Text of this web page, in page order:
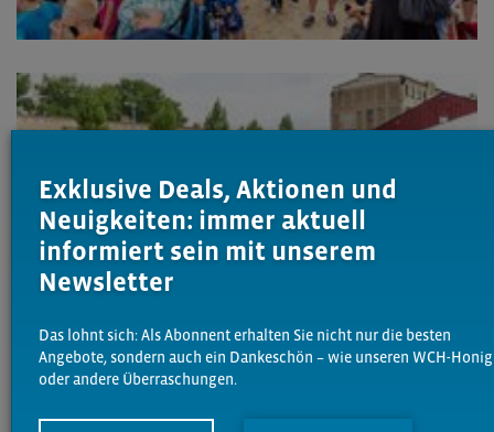
Exklusive Deals, Aktionen und
Neuigkeiten: immer aktuell
informiert sein mit unserem
Newsletter
Das lohnt sich: Als Abonnent erhalten Sie nicht nur die besten
Angebote, sondern auch ein Dankeschön – wie unseren WCH-Honig
oder andere Überraschungen.